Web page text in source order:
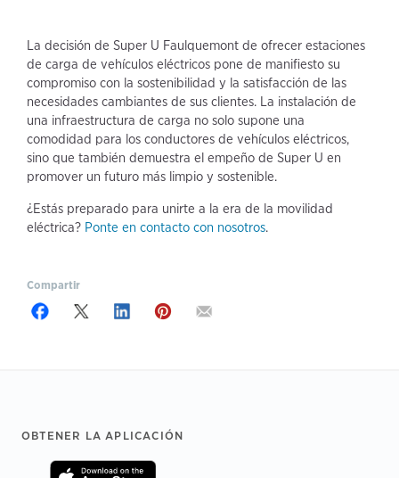
La decisión de Super U Faulquemont de ofrecer estaciones
de carga de vehículos eléctricos pone de manifiesto su
compromiso con la sostenibilidad y la satisfacción de las
necesidades cambiantes de sus clientes. La instalación de
una infraestructura de carga no solo supone una
comodidad para los conductores de vehículos eléctricos,
sino que también demuestra el empeño de Super U en
promover un futuro más limpio y sostenible.
¿Estás preparado para unirte a la era de la movilidad
eléctrica? Ponte en contacto con nosotros.
Compartir
Footer
OBTENER LA APLICACIÓN